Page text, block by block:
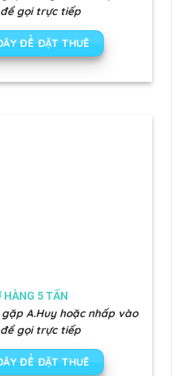
gọi trực tiếp
ĐỂ ĐẶT THUÊ
HÀNG 5 TẤN
gặp A.Huy hoặc nhấp vào
gọi trực tiếp
ĐỂ ĐẶT THUÊ